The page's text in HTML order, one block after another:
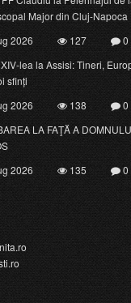
Major din Cluj-Napoca
2026
127
0
lea la Assisi: Tineri,
sfinți
2026
138
0
LA FAŢĂ A
2026
135 0